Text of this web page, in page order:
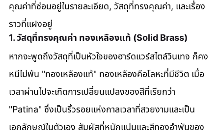
คุณค่าที่ซ่อนอยู่ในรายละเอียด, วัสดุที่ทรงคุณค่า, และเรื่อง
ราวที่แฝงอยู่
1. วัสดุที่ทรงคุณค่า ทองเหลืองแท้ (Solid Brass)
หากจะพูดถึงวัสดุที่เป็นหัวใจของฮาร์ดแวร์สไตล์วินเทจ ก็คง
หนีไม่พ้น "ทองเหลืองแท้" ทองเหลืองคือโลหะที่มีชีวิต เมื่อ
เวลาผ่านไปจะเกิดการเปลี่ยนแปลงของสีที่เรียกว่า
"Patina" ซึ่งเป็นริ้วรอยแห่งกาลเวลาที่สวยงามและเป็น
เอกลักษณ์ในตัวเอง สัมผัสที่หนักแน่นและสีทองอำพันของ